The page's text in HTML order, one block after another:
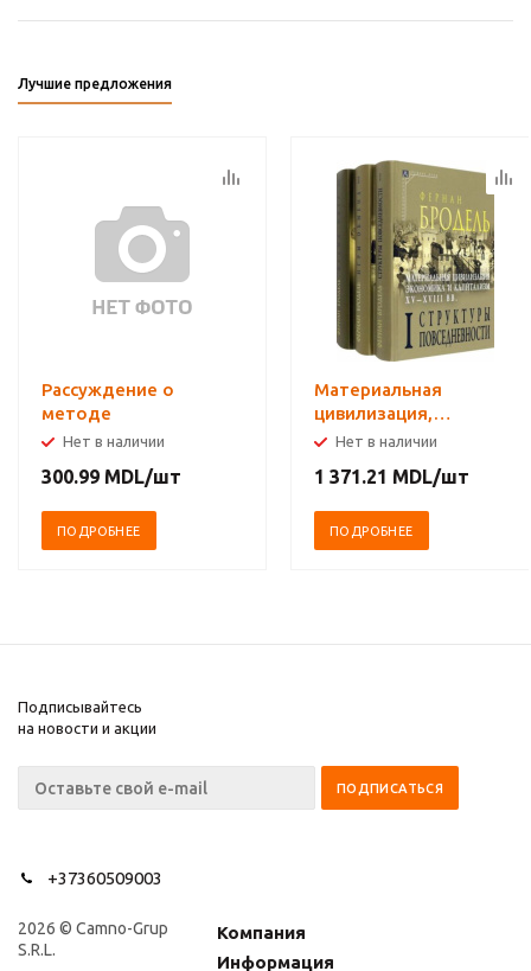
Лучшие предложения
Рассуждение о
методе
Нет в наличии
300.99 MDL/шт
ПОДРОБНЕЕ
Материальная
цивилизация,
экономика и
вв. Комплект в 3-х
томах
Нет в наличии
1 371.21 MDL/шт
ПОДРОБНЕЕ
Подписывайтесь
на новости и акции
+37360509003
2026 © Camno-Grup
S.R.L.
Компания
Информация